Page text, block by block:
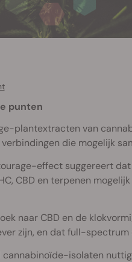
punten
plantextracten van
die mogelijk
effect suggereert
CBD en terpenen
naar CBD en de
zijn, en dat full-spectrum
cannabinoïde-isolaten